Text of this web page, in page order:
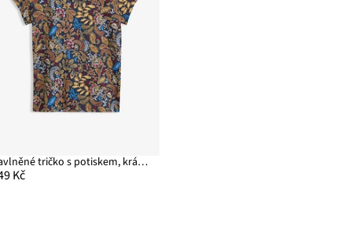
Bavlněné tričko s potiskem, krátký rukáv
Kč